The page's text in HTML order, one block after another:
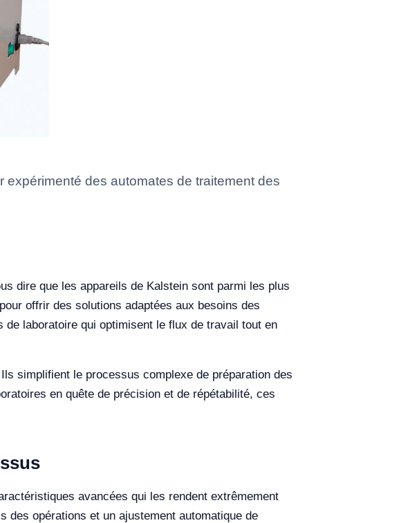
des automates de traitement des
dire que les appareils de Kalstein sont parmi les plus
offrir des solutions adaptées aux besoins des
laboratoire qui optimisent le flux de travail tout en
simplifient le processus complexe de préparation des
en quête de précision et de répétabilité, ces
avancées qui les rendent extrêmement
des opérations et un ajustement automatique de